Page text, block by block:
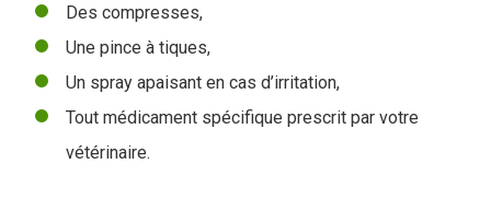
Des compresses,
Une pince à tiques,
Un spray apaisant en cas d’irritation,
Tout médicament spécifique prescrit par votre
vétérinaire.